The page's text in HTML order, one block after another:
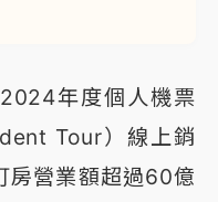
年度個人機票
Tour）線上銷
房營業額超過60億